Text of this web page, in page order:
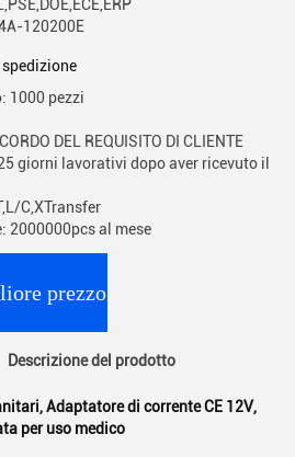
120200E
1000 pezzi
DEL REQUISITO DI CLIENTE
giorni lavorativi dopo aver ricevuto il
C,XTransfer
2000000pcs al mese
prezzo
Descrizione del prodotto
,Adaptatore di corrente CE 12V,
per uso medico